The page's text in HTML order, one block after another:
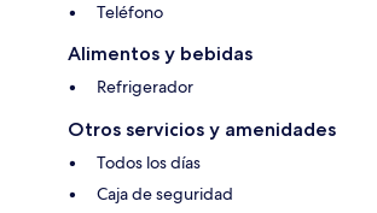
Teléfono
Alimentos y bebidas
Refrigerador
Otros servicios y amenidades
Todos los días
Caja de seguridad